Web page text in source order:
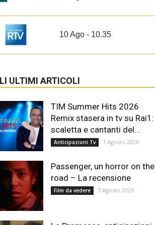
10 Ago - 10.35
ULTIMI ARTICOLI
TIM Summer Hits 2026
Remix stasera in tv su Rai1:
scaletta e cantanti del...
Anticipazioni Tv 7 Agosto 2026
Passenger, un horror on the
road – La recensione
Film da vedere 7 Agosto 2026